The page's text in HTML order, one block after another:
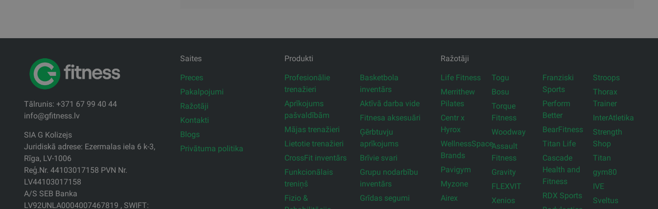
Tālrunis: +371 67 99 40 44
info@gfitness.lv
SIA G Kolizejs
Juridiskā adrese: Ezermalas iela 6 k-3,
Rīga, LV-1006
Reģ.Nr. 44103017158 PVN Nr.
LV44103017158
A/S SEB Banka
LV92UNLA0004007467819 , SWIFT:
Saites
Preces
Pakalpojumi
Ražotāji
Kontakti
Blogs
Privātuma politika
Produkti
Profesionālie
trenažieri
Aprīkojums
pašvaldībām
Mājas trenažieri
Lietotie trenažieri
CrossFit inventārs
Funkcionālais
treniņš
Fizio &
Basketbola
inventārs
Aktīvā darba vide
Fitnesa aksesuāri
Ģērbtuvju
aprīkojums
Brīvie svari
Grupu nodarbību
inventārs
Grīdas segumi
Ražotāji
Life Fitness
Merrithew
Pilates
Centr x
Hyrox
WellnessSpace
Brands
Pavigym
Myzone
Airex
Togu
Bosu
Torque
Fitness
Woodway
Assault
Fitness
Gravity
FLEXVIT
Xenios
Franziski
Sports
Perform
Better
BearFitness
Titan Life
Cascade
Health and
Fitness
RDX Sports
Stroops
Thorax
Trainer
InterAtletika
Strength
Shop
Titan
gym80
IVE
Sveltus